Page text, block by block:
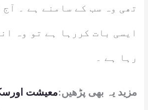
تھی وہ سب کے سامنے ہے ۔ آج
ایسی بات کررہا ہے تو وہ
رہا ہے ۔
مزید یہ بھی پڑھیں:معیشت